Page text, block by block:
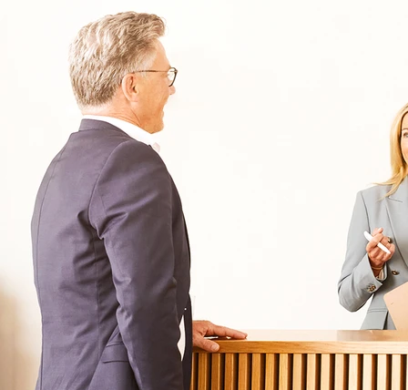
Informationen
Für Patienten
Für Zuweiser
Für Angehörige
Über Oberberg
Kliniken für Kinder & Jugendlichen
Krankheitsbilder & Therapien
Behandlungsfelder
Therapien
Symptome & Beschwerden
Selbsttests
Presse
Bewertungen
Karriere